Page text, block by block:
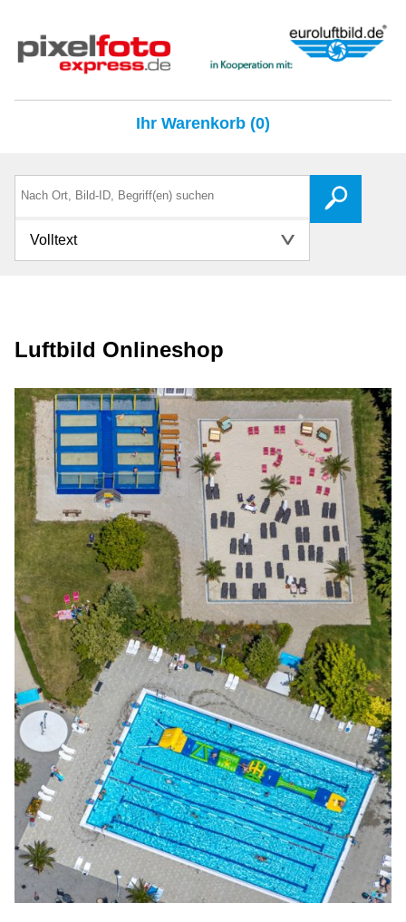
Ihr Warenkorb (0)
Volltext
Luftbild Onlineshop